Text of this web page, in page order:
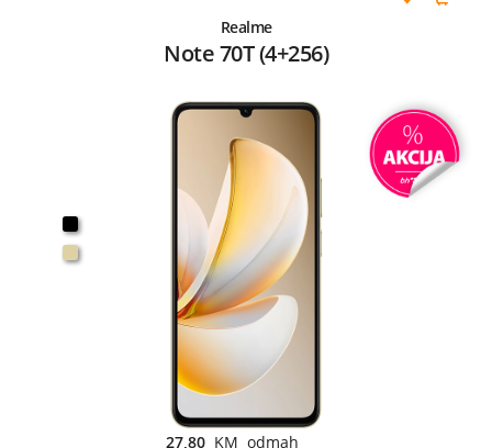
Realme
Note 70T (4+256)
27,80 KM odmah